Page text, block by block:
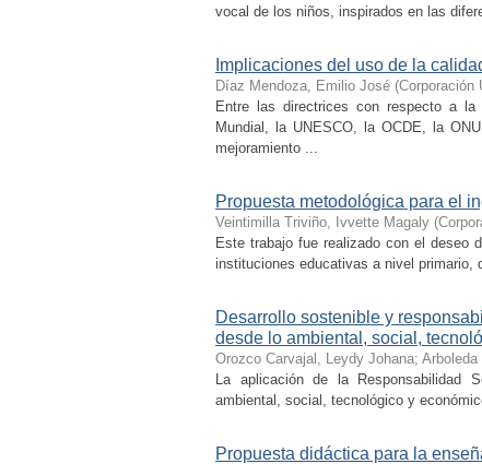
vocal de los niños, inspirados en las
Implicaciones del uso de la
Díaz Mendoza, Emilio José (Corporación
Entre las directrices con respecto a
Mundial, la UNESCO, la OCDE, la
mejoramiento ...
Propuesta metodológica para el
Veintimilla Triviño, Ivvette Magaly (
Este trabajo fue realizado con el deseo
instituciones educativas a nivel primario,
Desarrollo sostenible y
desde lo ambiental, social,
Orozco Carvajal, Leydy Johana;
La aplicación de la Responsabilidad
ambiental, social, tecnológico y
Propuesta didáctica para la